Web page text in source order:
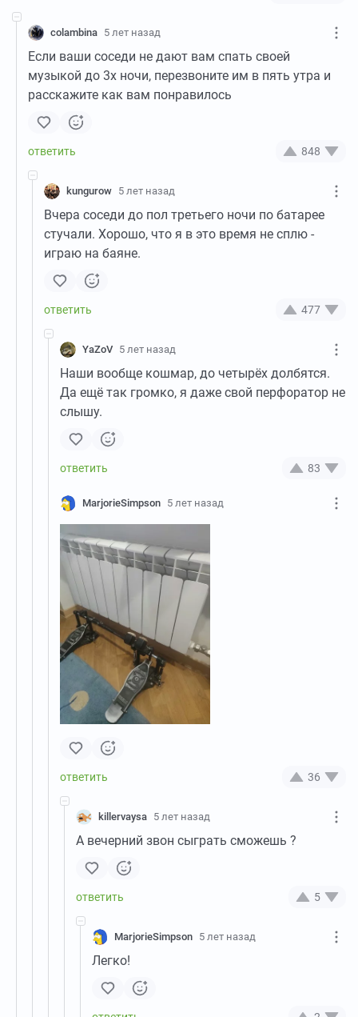
colambina 5 лет назад
Если ваши соседи не дают вам спать своей
музыкой до 3х ночи, перезвоните им в пять утра и
расскажите как вам понравилось
848
kungurow 5 лет назад
Вчера соседи до пол третьего ночи по батарее
стучали. Хорошо, что я в это время не сплю -
играю на баяне.
477
YaZoV 5 лет назад
Наши вообще кошмар, до четырёх долбятся.
Да ещё так громко, я даже свой перфоратор не
слышу.
83
MarjorieSimpson 5 лет назад
36
killervaysa 5 лет назад
А вечерний звон сыграть сможешь ?
5
MarjorieSimpson 5 лет назад
Легко!